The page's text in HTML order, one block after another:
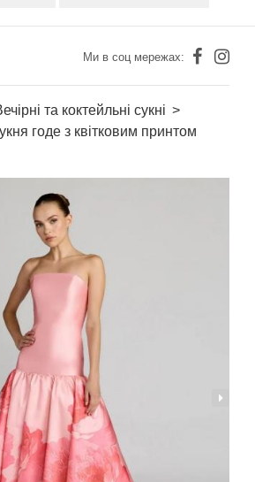
Ми в соц мережах:
та коктейльні сукні
годе з квітковим принтом